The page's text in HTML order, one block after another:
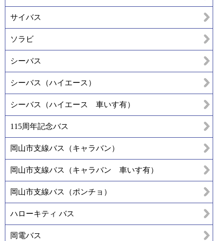
サイバス
ソラビ
シーバス
シーバス（ハイエース）
シーバス（ハイエース 車いす有）
115周年記念バス
岡山市支線バス（キャラバン）
岡山市支線バス（キャラバン 車いす有）
岡山市支線バス（ポンチョ）
ハローキティ バス
岡電バス